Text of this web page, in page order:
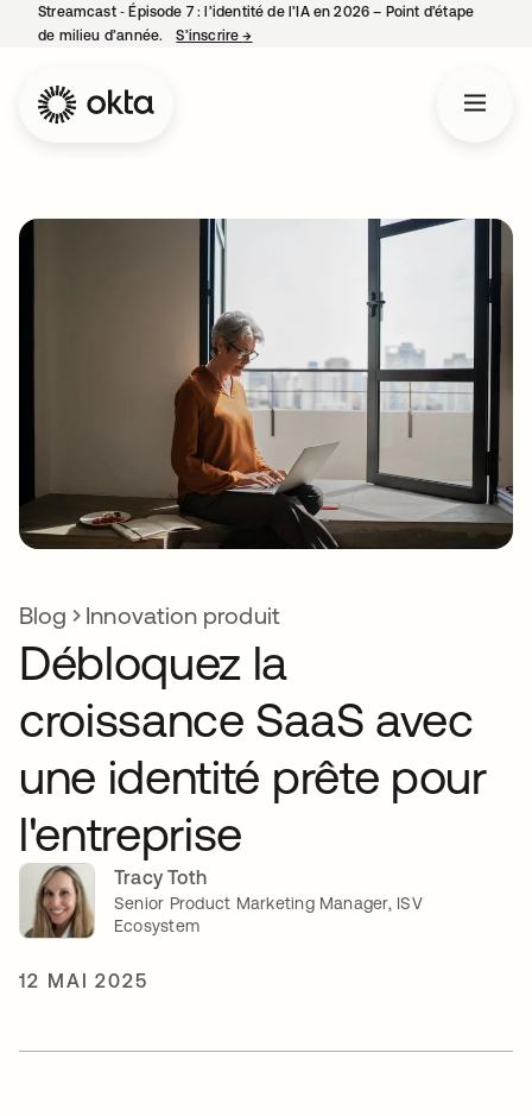
Streamcast ‑ Épisode 7 : l’identité de l’IA en 2026 – Point d’étape
de milieu d’année.
S’inscrire→
Blog Innovation produit
Débloquez la
croissance SaaS avec
une identité prête pour
l'entreprise
Tracy Toth
Senior Product Marketing Manager, ISV
Ecosystem
12 MAI 2025